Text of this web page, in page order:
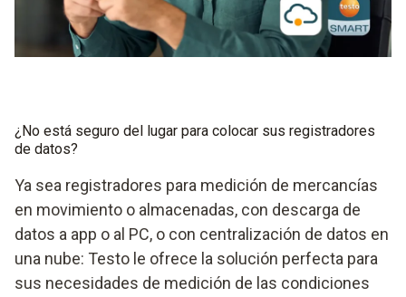
¿No está seguro del lugar para colocar sus registradores
de datos?
Ya sea registradores para medición de mercancías
en movimiento o almacenadas, con descarga de
datos a app o al PC, o con centralización de datos en
una nube: Testo le ofrece la solución perfecta para
sus necesidades de medición de las condiciones